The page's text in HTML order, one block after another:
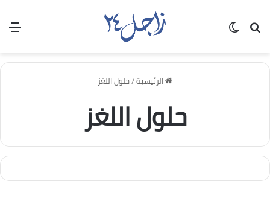
بحث عن
الرئيسية/حلول اللغز
حلول اللغز